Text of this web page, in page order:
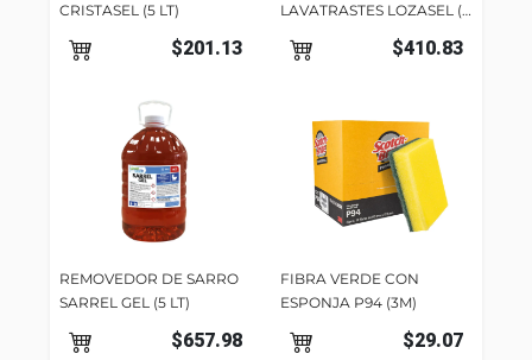
CRISTASEL (5 LT)
$201.13
LAVATRASTES LOZASEL (5
$410.83
REMOVEDOR DE SARRO
SARREL GEL (5 LT)
$657.98
FIBRA VERDE CON
ESPONJA P94 (3M)
$29.07